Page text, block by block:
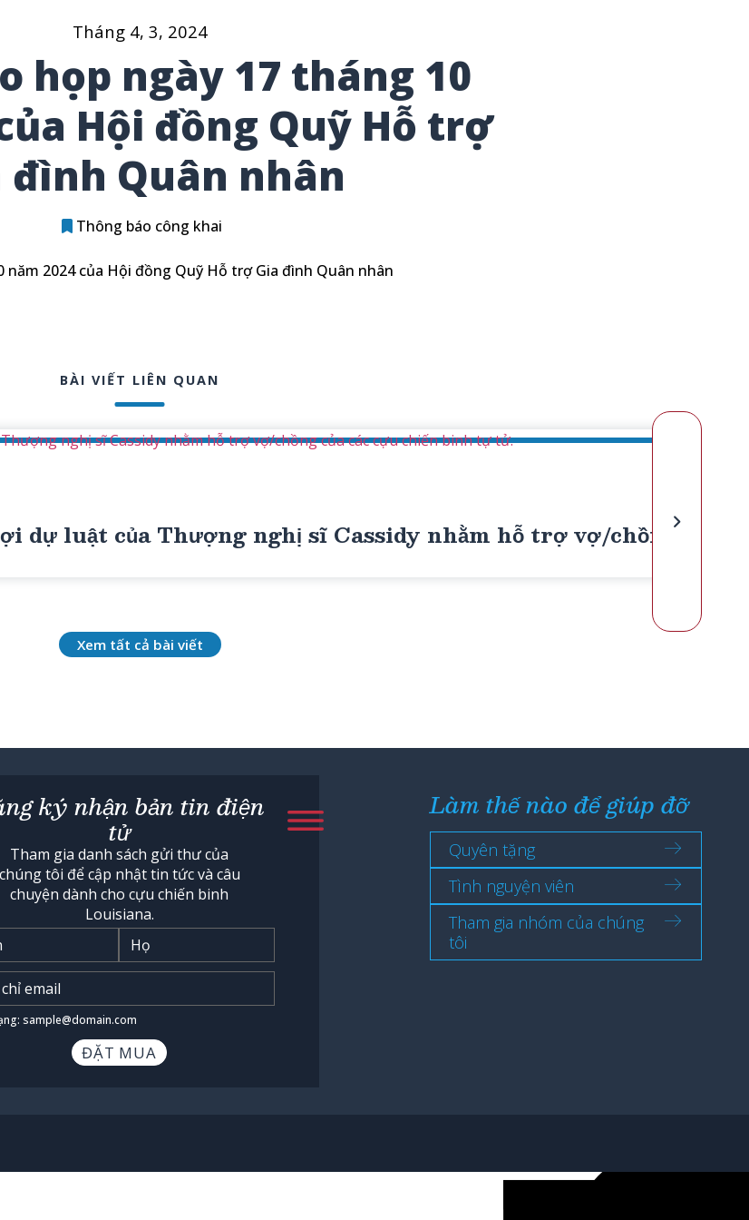
Tháng 4, 3, 2024
họp ngày 17 tháng 10
Hội đồng Quỹ Hỗ trợ
đình Quân nhân
Thông báo công khai
2024 của Hội đồng Quỹ Hỗ trợ Gia đình Quân nhân
BÀI VIẾT LIÊN QUAN
dự luật của Thượng nghị sĩ Cassidy nhằm hỗ trợ vợ/chồng của
nghị sĩ Cassidy nhằm hỗ trợ vợ/chồng của các cựu chiến binh tự tử.
Xem tất cả bài viết
ký nhận bản tin điện
tử
Tham gia danh sách gửi thư của
chúng tôi để cập nhật tin tức và câu
chuyện dành cho cựu chiến binh
Louisiana.
Nhập địa chỉ email*
sample@domain.com
Làm thế nào để giúp đỡ
Quyên tặng
Tình nguyện viên
Tham gia nhóm của chúng
tôi